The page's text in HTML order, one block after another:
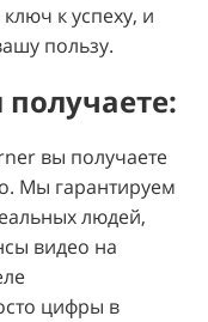
к успеху, и
пользу.
вы получаете
Мы гарантируем
людей,
видео на
цифры в